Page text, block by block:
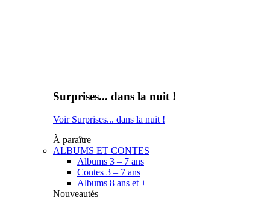
Surprises... dans la nuit !
Voir Surprises... dans la nuit !
À paraître
ALBUMS ET CONTES
Albums 3 – 7 ans
Contes 3 – 7 ans
Albums 8 ans et +
Nouveautés